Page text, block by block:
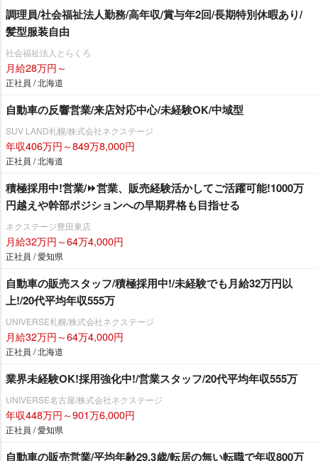
調理員/社会福祉法人勤務/高年収/賞与年2回/長期特別休暇あり/
髪型服装自由
社会福祉法人とらくろ
月給28万円～
正社員 / 北海道
自動車の反響営業/来店対応中心/未経験OK/中域型
SUV LAND札幌/株式会社ネクステージ
年収406万円～849万8,000円
正社員 / 北海道
積極採用中!営業/⏩️営業、販売経験活かしてご活躍可能!1000万
円越えや幹部ポジションへの早期昇格も目指せる
ネクステージ豊田東店
月給32万円～64万4,000円
正社員 / 愛知県
自動車の販売スタッフ/積極採用中!/未経験でも月給32万円以
上!/20代平均年収555万
UNIVERSE札幌/株式会社ネクステージ
月給32万円～64万4,000円
正社員 / 北海道
業界未経験OK!採用強化中!/営業スタッフ/20代平均年収555万
UNIVERSE名古屋/株式会社ネクステージ
年収448万円～901万6,000円
正社員 / 愛知県
自動車の販売営業/平均年齢29.3歳/転居の無い転職で年収800万